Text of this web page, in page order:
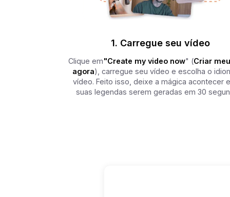
1. Carregue seu vídeo
Clique em"Create my video now" (Criar
agora), carregue seu vídeo e escolha o
vídeo. Feito isso, deixe a mágica acontecer
suas legendas serem geradas em 30